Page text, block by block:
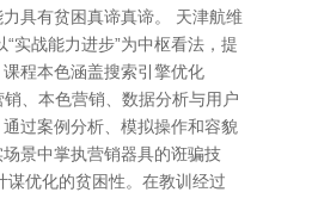
具有贫困真谛真谛。 天津航维
实战能力进步”为中枢看法，提
程本色涵盖搜索引擎优化
销、本色营销、数据分析与用户
过案例分析、模拟操作和容貌
景中掌执营销器具的诳骗技
谋优化的贫困性。在教训经过